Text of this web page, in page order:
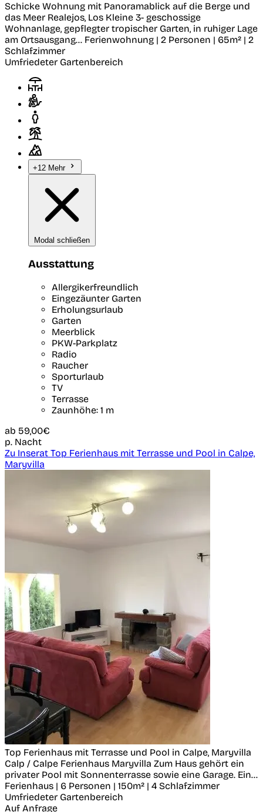
Schicke Wohnung mit Panoramablick auf die Berge und
das Meer Realejos, Los Kleine 3- geschossige
Wohnanlage, gepflegter tropischer Garten, in ruhiger Lage
am Ortsausgang... Ferienwohnung | 2 Personen | 65m² | 2
Schlafzimmer
Umfriedeter Gartenbereich
+12 Mehr
Modal schließen
Ausstattung
Allergikerfreundlich
Eingezäunter Garten
Erholungsurlaub
Garten
Meerblick
PKW-Parkplatz
Radio
Raucher
Sporturlaub
TV
Terrasse
Zaunhöhe: 1 m
ab 59,00€
p. Nacht
Zu Inserat Top Ferienhaus mit Terrasse und Pool in Calpe,
Maryvilla
Top Ferienhaus mit Terrasse und Pool in Calpe, Maryvilla
Calp / Calpe Ferienhaus Maryvilla Zum Haus gehört ein
privater Pool mit Sonnenterrasse sowie eine Garage. Ein...
Ferienhaus | 6 Personen | 150m² | 4 Schlafzimmer
Umfriedeter Gartenbereich
Auf Anfrage